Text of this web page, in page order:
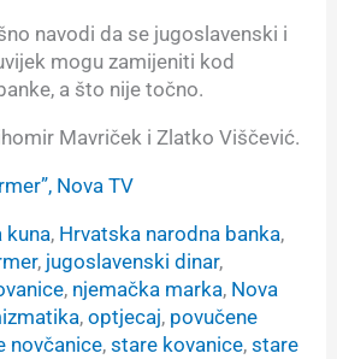
navodi da se jugoslavenski i
mogu zamijeniti kod
a što nije točno.
Mavriček i Zlatko Viščević.
Nova TV
kuna, Hrvatska narodna banka
, jugoslavenski dinar
, njemačka marka, Nova
, optjecaj, povučene
novčanice, stare kovanice, stare